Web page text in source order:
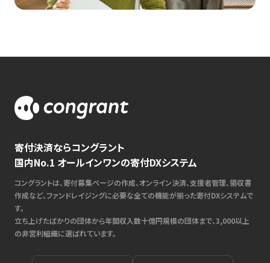
寄付決済ならコングラント
国内No.1 オールインワンの寄付DXシステム
コングラントは、寄付募集ページの作成、オンライン決済、支援者管理、領収書
作成など、ファンドレイジングに必要な全ての機能が揃った寄付DXシステムで
す。
立ち上げたばかりの団体から年間収入数十億円規模の団体まで、3,000以上
の非営利組織に選ばれています。